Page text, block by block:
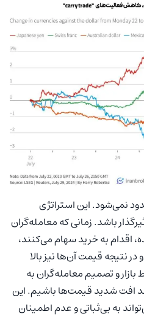
نمی‌شود. این استراتژی
باشد. زمانی که معامله‌گران
اقدام به خرید سهام می‌کنند،
نتیجه قیمت آن‌ها نیز بالا
و تصمیم معامله‌گران به
شدید قیمت‌ها باشیم. این
به بی‌ثباتی و عدم اطمینان